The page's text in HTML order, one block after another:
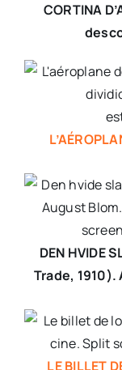
CORTINA
DEN HVIDE
Trade,
LE BILLET